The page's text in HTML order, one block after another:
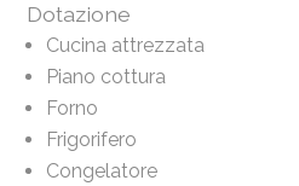
Dotazione
Cucina attrezzata
Piano cottura
Forno
Frigorifero
Congelatore